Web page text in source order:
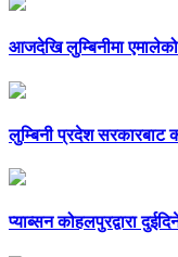
आजदेखि लुम्बिनीमा
लुम्बिनी प्रदेश सरकारबाट
प्याब्सन कोहलपुरद्वारा